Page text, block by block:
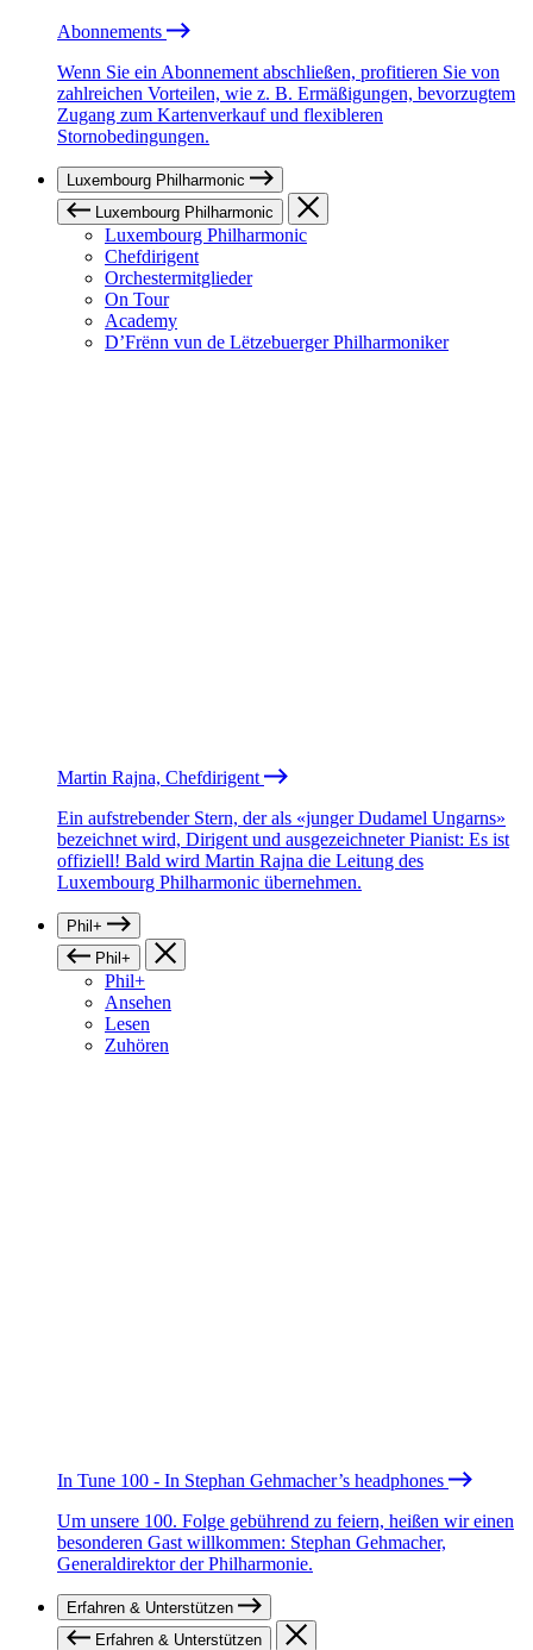
Abonnements
Wenn Sie ein Abonnement abschließen, profitieren Sie von
zahlreichen Vorteilen, wie z. B. Ermäßigungen, bevorzugtem
Zugang zum Kartenverkauf und flexibleren
Stornobedingungen.
Luxembourg Philharmonic
Luxembourg Philharmonic
Luxembourg Philharmonic
Chefdirigent
Orchestermitglieder
On Tour
Academy
D’Frënn vun de Lëtzebuerger Philharmoniker
Martin Rajna, Chefdirigent
Ein aufstrebender Stern, der als «junger Dudamel Ungarns»
bezeichnet wird, Dirigent und ausgezeichneter Pianist: Es ist
offiziell! Bald wird Martin Rajna die Leitung des
Luxembourg Philharmonic übernehmen.
Phil+
Phil+
Phil+
Ansehen
Lesen
Zuhören
In Tune 100 - In Stephan Gehmacher’s headphones
Um unsere 100. Folge gebührend zu feiern, heißen wir einen
besonderen Gast willkommen: Stephan Gehmacher,
Generaldirektor der Philharmonie.
Erfahren & Unterstützen
Erfahren & Unterstützen